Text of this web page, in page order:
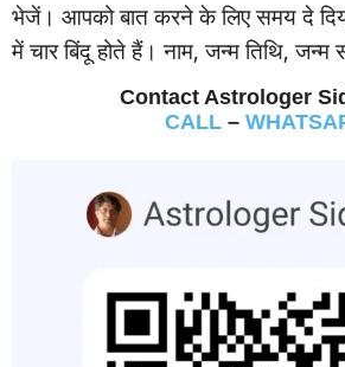
भेजें। आपको बात करने के लिए समय दे
में चार बिंदू होते हैं। नाम, जन्‍म तिथि,
Contact Astrologer
CALL –